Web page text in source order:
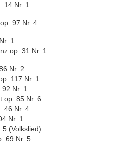
14 Nr. 1
97 Nr. 4
1
op. 31 Nr. 1
Nr. 2
117 Nr. 1
Nr. 1
op. 85 Nr. 6
46 Nr. 4
Nr. 1
5 (Volkslied)
69 Nr. 5